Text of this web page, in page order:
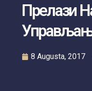
Прелази
8 Augusta, 2017